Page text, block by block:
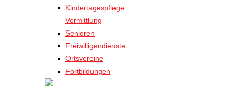
Kindertagespflege
Vermittlung
Senioren
Freiwilligendienste
Ortsvereine
Fortbildungen